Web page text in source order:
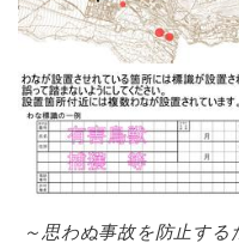
～思わぬ事故を防止す